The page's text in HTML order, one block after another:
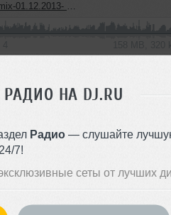
РАДИО НА DJ.RU
Радио — слушайте
7!
сеты от лучших
December Promo Vol. 1